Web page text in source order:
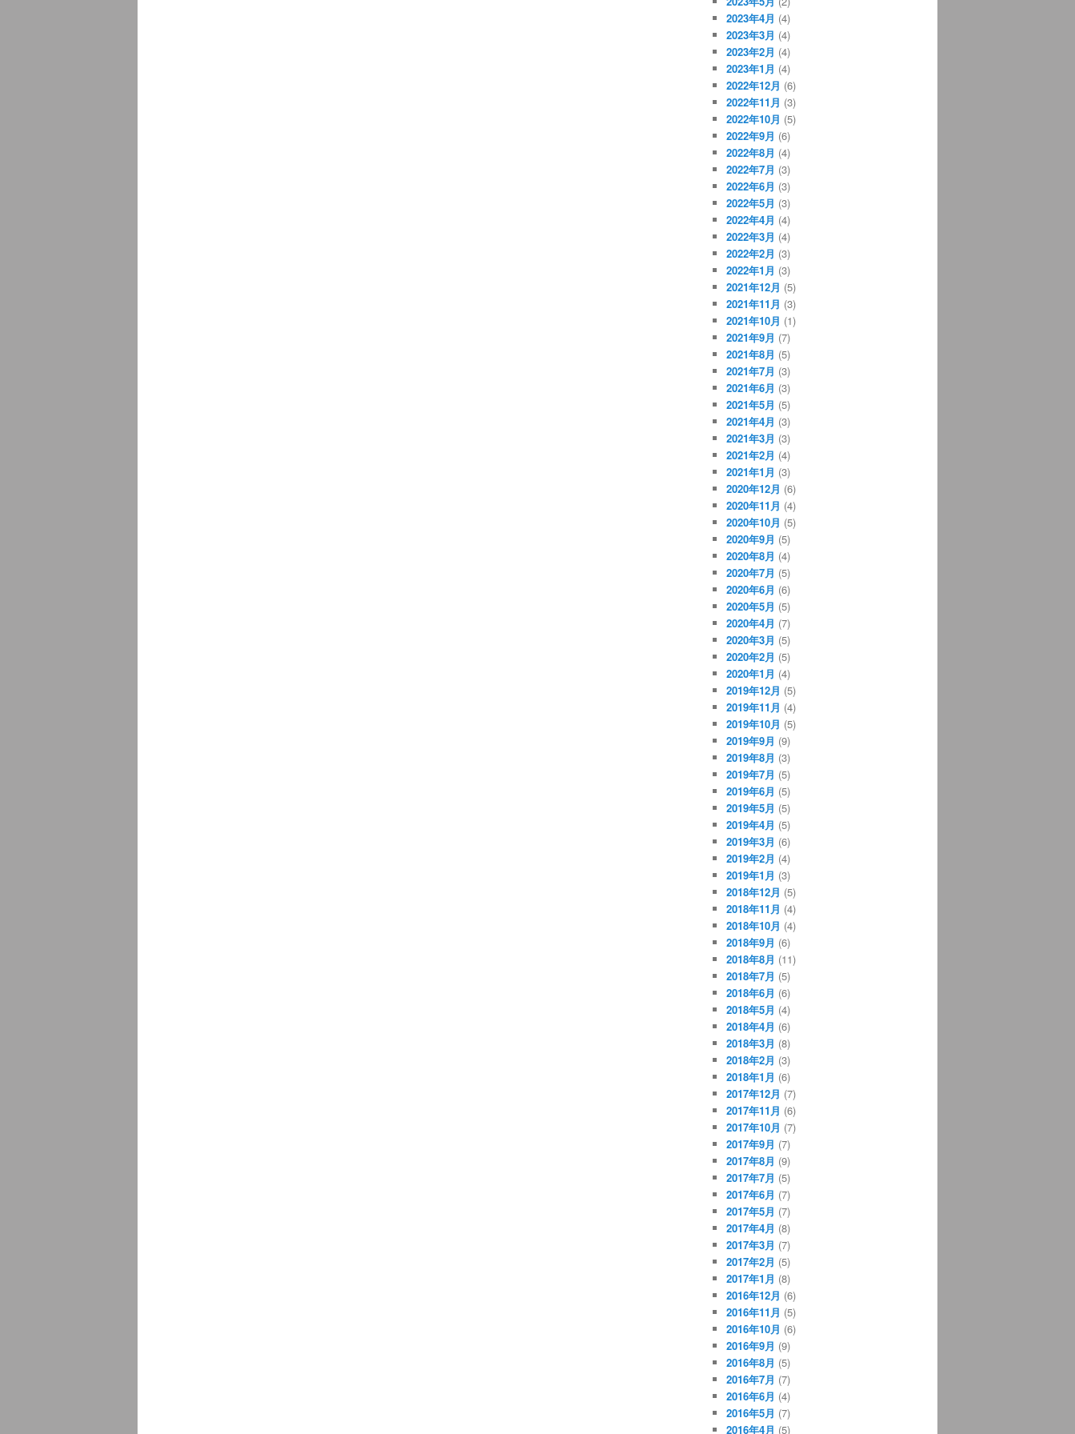
2023年4月 (4)
2023年3月 (4)
2023年2月 (4)
2023年1月 (4)
2022年12月 (6)
2022年11月 (3)
2022年10月 (5)
2022年9月 (6)
2022年8月 (4)
2022年7月 (3)
2022年6月 (3)
2022年5月 (3)
2022年4月 (4)
2022年3月 (4)
2022年2月 (3)
2022年1月 (3)
2021年12月 (5)
2021年11月 (3)
2021年10月 (1)
2021年9月 (7)
2021年8月 (5)
2021年7月 (3)
2021年6月 (3)
2021年5月 (5)
2021年4月 (3)
2021年3月 (3)
2021年2月 (4)
2021年1月 (3)
2020年12月 (6)
2020年11月 (4)
2020年10月 (5)
2020年9月 (5)
2020年8月 (4)
2020年7月 (5)
2020年6月 (6)
2020年5月 (5)
2020年4月 (7)
2020年3月 (5)
2020年2月 (5)
2020年1月 (4)
2019年12月 (5)
2019年11月 (4)
2019年10月 (5)
2019年9月 (9)
2019年8月 (3)
2019年7月 (5)
2019年6月 (5)
2019年5月 (5)
2019年4月 (5)
2019年3月 (6)
2019年2月 (4)
2019年1月 (3)
2018年12月 (5)
2018年11月 (4)
2018年10月 (4)
2018年9月 (6)
2018年8月 (11)
2018年7月 (5)
2018年6月 (6)
2018年5月 (4)
2018年4月 (6)
2018年3月 (8)
2018年2月 (3)
2018年1月 (6)
2017年12月 (7)
2017年11月 (6)
2017年10月 (7)
2017年9月 (7)
2017年8月 (9)
2017年7月 (5)
2017年6月 (7)
2017年5月 (7)
2017年4月 (8)
2017年3月 (7)
2017年2月 (5)
2017年1月 (8)
2016年12月 (6)
2016年11月 (5)
2016年10月 (6)
2016年9月 (9)
2016年8月 (5)
2016年7月 (7)
2016年6月 (4)
2016年5月 (7)
2016年4月 (5)